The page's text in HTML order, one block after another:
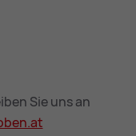
Sie uns an